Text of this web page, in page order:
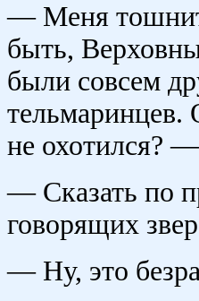
— Меня
быть,
были совсем
тельмаринцев.
не охотился?
— Сказать по
говорящих
— Ну, это